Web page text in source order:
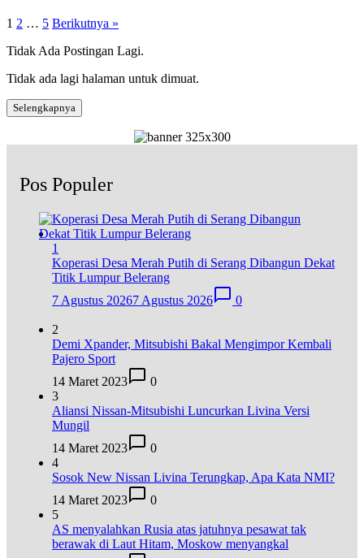
1 2 … 5 Berikutnya »
Tidak Ada Postingan Lagi.
Tidak ada lagi halaman untuk dimuat.
Selengkapnya
Pos Populer
1
Koperasi Desa Merah Putih di Serang Dibangun Dekat
Titik Lumpur Belerang
7 Agustus 20267 Agustus 2026 0
2
Demi Xpander, Mitsubishi Bakal Mengimpor Kembali
Pajero Sport
14 Maret 2023
0
3
Aliansi Nissan-Mitsubishi Luncurkan Livina Versi
Mungil
14 Maret 2023
0
4
Sosok New Nissan Livina Terungkap, Apa Kata NMI?
14 Maret 2023
0
5
AS menyalahkan Rusia atas jatuhnya pesawat tak
berawak di Laut Hitam, Moskow menyangkal